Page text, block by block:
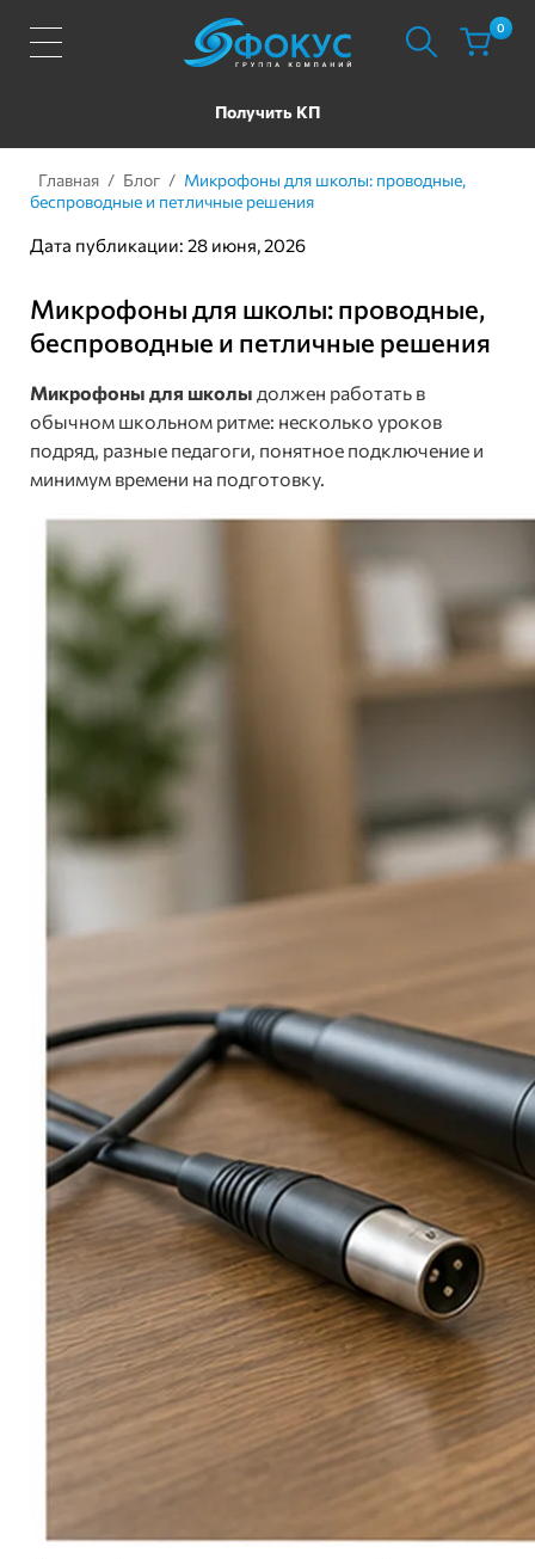
Получить КП
0
Главная / Блог / Микрофоны для школы: проводные,
беспроводные и петличные решения
Дата публикации: 28 июня, 2026
Микрофоны для школы: проводные,
беспроводные и петличные решения
Микрофоны для школы должен работать в
обычном школьном ритме: несколько уроков
подряд, разные педагоги, понятное подключение и
минимум времени на подготовку.